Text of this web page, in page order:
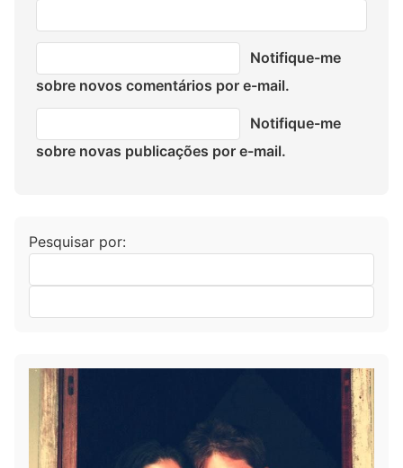
Notifique-me
sobre novos comentários por e-mail.
Notifique-me
sobre novas publicações por e-mail.
Pesquisar por: